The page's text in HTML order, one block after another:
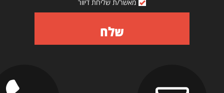
מאשר/ת שליחת דיוור
שלח